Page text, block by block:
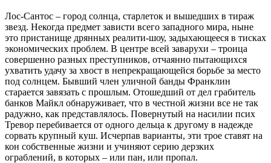
Лос-Сантос – город солнца, старлеток и вышедших в тираж
звезд. Некогда предмет зависти всего западного мира, ныне
это пристанище дрянных реалити-шоу, задыхающееся в тисках
экономических проблем. В центре всей заварухи – троица
совершенно разных преступников, отчаянно пытающихся
ухватить удачу за хвост в непрекращающейся борьбе за место
под солнцем. Бывший член уличной банды Франклин
старается завязать с прошлым. Отошедший от дел грабитель
банков Майкл обнаруживает, что в честной жизни все не так
радужно, как представлялось. Повернутый на насилии псих
Тревор перебивается от одного дельца к другому в надежде
сорвать крупный куш. Исчерпав варианты, эти трое ставят на
кон собственные жизни и учиняют серию дерзких
ограблений, в которых – или пан, или пропал.